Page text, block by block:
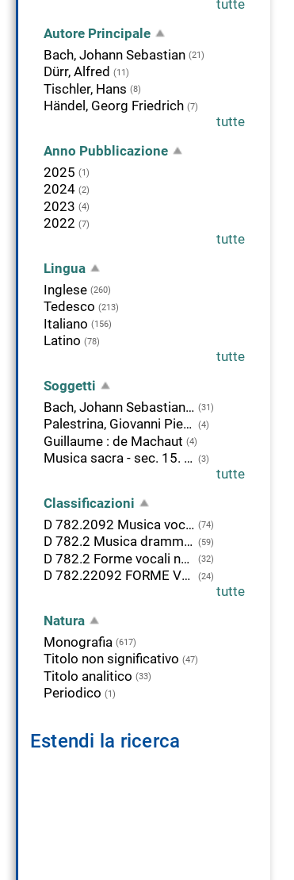
tutte
Autore Principale
Bach, Johann Sebastian (21)
Dürr, Alfred (11)
Tischler, Hans (8)
Händel, Georg Friedrich (7)
tutte
Anno Pubblicazione
2025 (1)
2024 (2)
2023 (4)
2022 (7)
tutte
Lingua
Inglese (260)
Tedesco (213)
Italiano (156)
Latino (78)
tutte
Soggetti
Bach, Johann Sebastian - Cantate (31)
Palestrina, Giovanni Pierluigi : da (4)
Guillaume : de Machaut (4)
Musica sacra - sec. 15. - Fonti (3)
tutte
Classificazioni
D 782.2092 Musica vocale. Forme vocali non drammatiche. Persone (74)
D 782.2 Musica drammatica (59)
D 782.2 Forme vocali non drammatiche (32)
D 782.22092 FORME VOCALI SACRE. Persone (24)
tutte
Natura
Monografia (617)
Titolo non significativo (47)
Titolo analitico (33)
Periodico (1)
Estendi la ricerca